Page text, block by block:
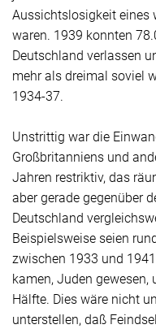
Aussichtslosigkeit eines
waren. 1939 konnten
Deutschland verlassen
mehr als dreimal soviel
1934-37.
Unstrittig war die
Großbritanniens und
Jahren restriktiv, das
aber gerade gegenüber
Deutschland
Beispielsweise seien
zwischen 1933 und
kamen, Juden
Hälfte. Dies wäre nicht
unterstellen, daß